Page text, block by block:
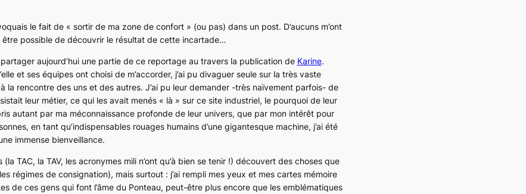
le fait de « sortir de ma zone de confort » (ou pas) dans un post. D’aucuns m’ont
être possible de découvrir le résultat de cette incartade…
aujourd’hui une partie de ce reportage au travers la publication de Karine.
et ses équipes ont choisi de m’accorder, j’ai pu divaguer seule sur la très vaste
la rencontre des uns et des autres. J’ai pu leur demander -très naïvement parfois- de
leur métier, ce qui les avait menés « là » sur ce site industriel, le pourquoi de leur
autant par ma méconnaissance profonde de leur univers, que par mon intérêt pour
en tant qu’indispensables rouages humains d’une gigantesque machine, j’ai été
immense bienveillance.
TAC, la TAV, les acronymes mili n’ont qu’à bien se tenir !) découvert des choses que
régimes de consignation), mais surtout : j’ai rempli mes yeux et mes cartes mémoire
de ces gens qui font l’âme du Ponteau, peut-être plus encore que les emblématiques